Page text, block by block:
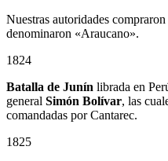
Nuestras autoridades
denominaron «Araucano».
1824
Batalla de Junín librada en
general Simón Bolívar, las
comandadas por Cantarec.
1825